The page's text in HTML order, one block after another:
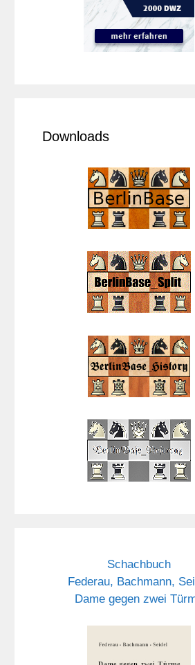
Downloads
Schachbuch
Federau, Bachmann,
Dame gegen zwei